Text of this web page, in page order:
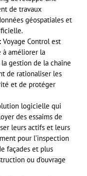
de travaux
géospatiales et
Voyage Control est
améliorer la
gestion de la chaîne
de rationaliser les
et de protéger
logicielle qui
des essaims de
leurs actifs et leurs
pour l’inspection
façades et plus
ou d’ouvrage